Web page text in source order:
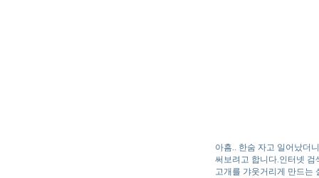
아흠.. 한숨 자고 일어났더
써보려고 합니다.인터넷
고개를 갸웃거리게 만드는